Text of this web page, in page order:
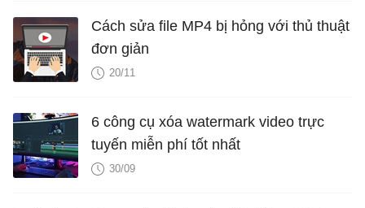
Cách sửa file MP4 bị hỏng với thủ thuật
đơn giản
20/11
6 công cụ xóa watermark video trực
tuyến miễn phí tốt nhất
30/09